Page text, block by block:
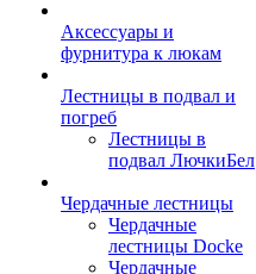
Аксессуары и
фурнитура к люкам
Лестницы в подвал и
погреб
Лестницы в
подвал ЛючкиБел
Чердачные лестницы
Чердачные
лестницы Docke
Чердачные